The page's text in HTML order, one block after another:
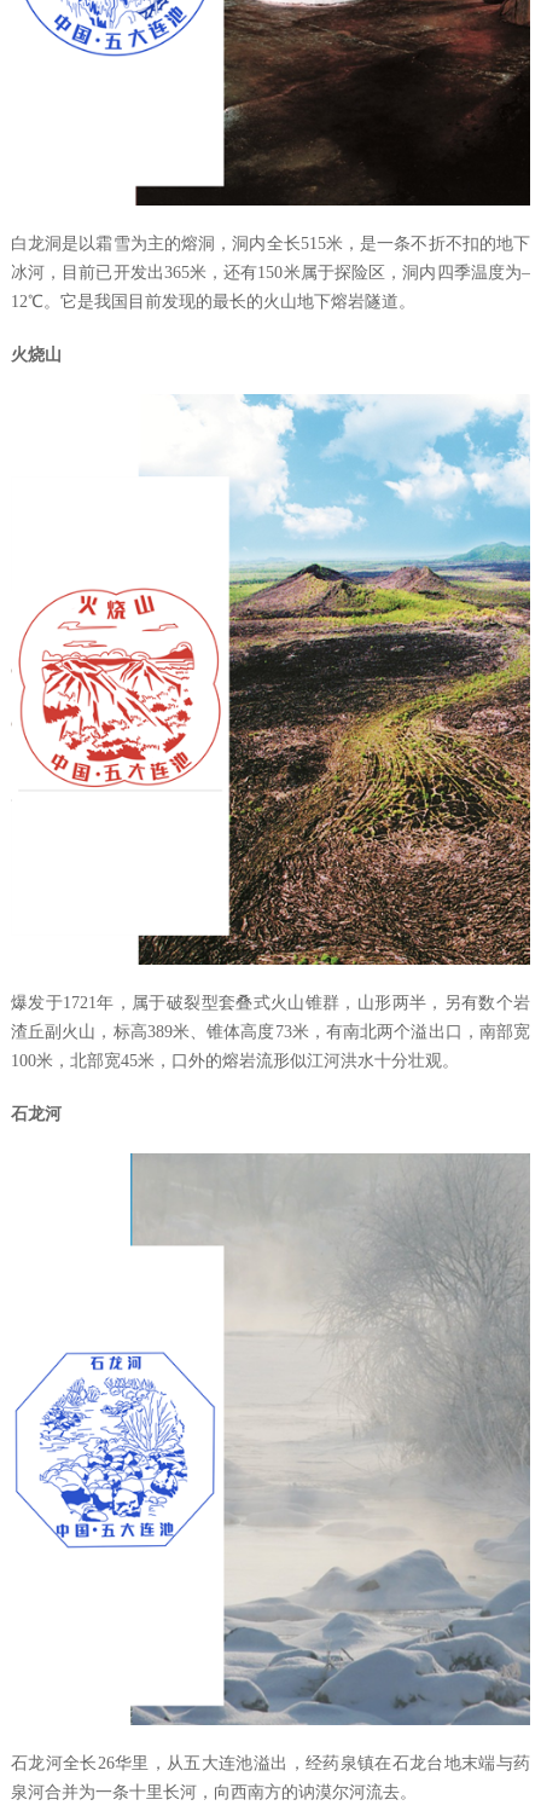
白龙洞是以霜雪为主的熔洞，洞内全长515米，是一条不折不扣的地下
冰河，目前已开发出365米，还有150米属于探险区，洞内四季温度为–
12℃。它是我国目前发现的最长的火山地下熔岩隧道。
火烧山
爆发于1721年，属于破裂型套叠式火山锥群，山形两半，另有数个岩
渣丘副火山，标高389米、锥体高度73米，有南北两个溢出口，南部宽
100米，北部宽45米，口外的熔岩流形似江河洪水十分壮观。
石龙河
石龙河全长 26华里，从五大连池溢出，经药泉镇在石龙台地末端与药
泉河合并为一条十里长河，向西南方的讷漠尔河流去。